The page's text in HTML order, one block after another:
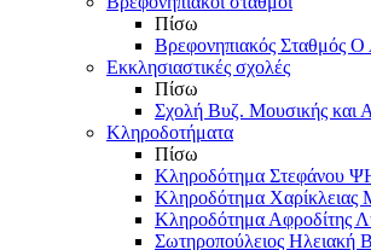
Πίσω
Βρεφονηπιακός
Εκκλησιαστικές σχολές
Πίσω
Σχολή Βυζ. Μουσικής και
Κληροδοτήματα
Πίσω
Κληροδότημα
Κληροδότημα Χαρίκλειας
Κληροδότημα Αφροδίτης
Σωτηροπούλειος Ηλειακή